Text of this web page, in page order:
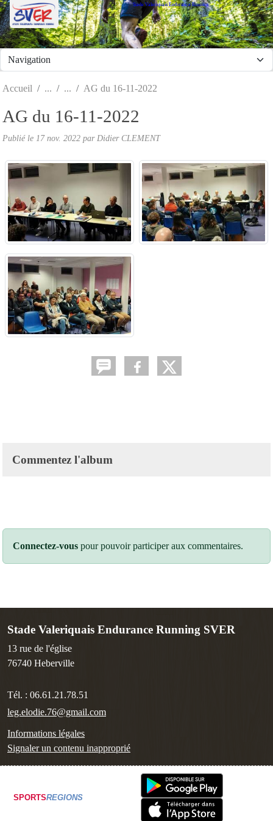
Stade Valeriquais Endurance Running
Accueil AG du 16-11-2022
AG du 16-11-2022
Publié le 17 nov. 2022 par Didier CLEMENT
Commentez l'album
Connectez-vous pour pouvoir participer aux commentaires.
Stade Valeriquais Endurance Running SVER
13 rue de l'église
76740 Heberville
Tél. : 06.61.21.78.51
leg.elodie.76@gmail.com
Informations légales
Signaler un contenu inapproprié
SPORTSREGIONS
Panneau de gestion des cookies